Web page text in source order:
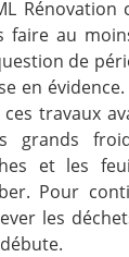
Rénovation
faire au
de
en évidence.
travaux
grands
et les
Pour
les